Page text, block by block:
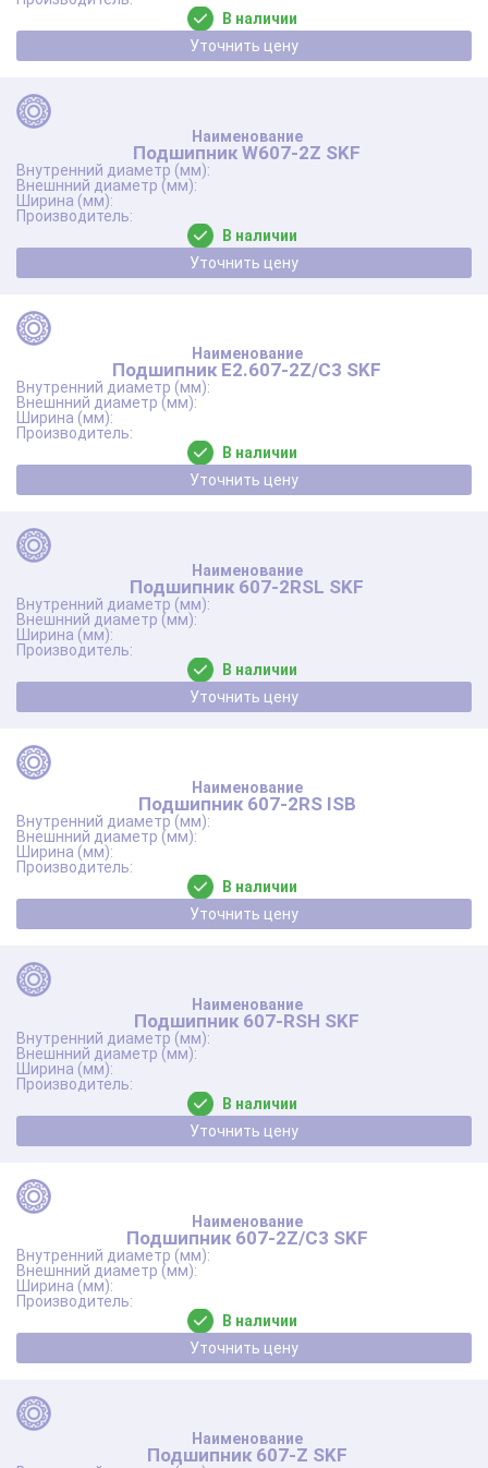
В наличии
Уточнить цену
Подшипник W607-2Z SKF
В наличии
Уточнить цену
Подшипник E2.607-2Z/C3 SKF
В наличии
Уточнить цену
Подшипник 607-2RSL SKF
В наличии
Уточнить цену
Подшипник 607-2RS ISB
В наличии
Уточнить цену
Подшипник 607-RSH SKF
В наличии
Уточнить цену
Подшипник 607-2Z/C3 SKF
В наличии
Уточнить цену
Подшипник 607-Z SKF